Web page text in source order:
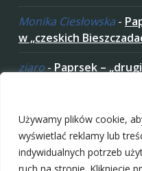
Używamy plików cookie,
wyświetlać reklamy lub
indywidualnych potrzeb
Monika Ciesłowska -
w „czeskich
ziaro - Paprsek –